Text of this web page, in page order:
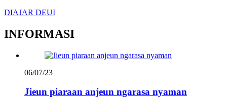
DIAJAR DEUI
INFORMASI
06/07/23
Jieun piaraan anjeun ngarasa nyaman